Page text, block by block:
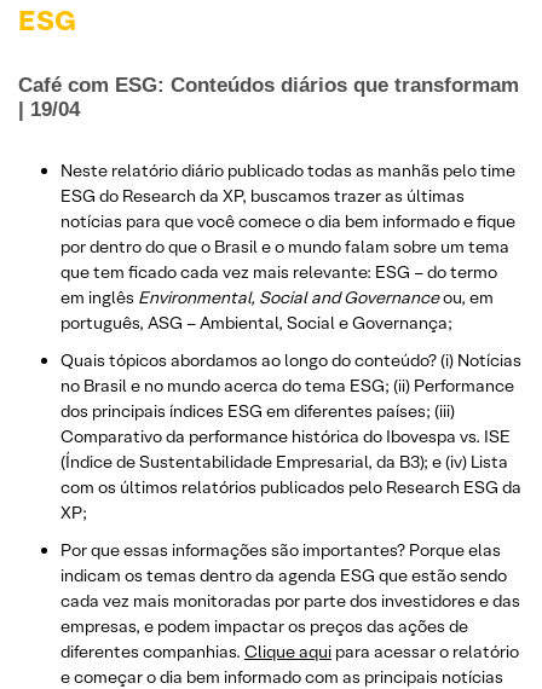
ESG
Café com ESG: Conteúdos diários que transformam
| 19/04
Neste relatório diário publicado todas as manhãs pelo time
ESG do Research da XP, buscamos trazer as últimas
notícias para que você comece o dia bem informado e fique
por dentro do que o Brasil e o mundo falam sobre um tema
que tem ficado cada vez mais relevante: ESG – do termo
em inglês Environmental, Social and Governanceou, em
português, ASG – Ambiental, Social e Governança;
Quais tópicos abordamos ao longo do conteúdo? (i) Notícias
no Brasil e no mundo acerca do tema ESG; (ii) Performance
dos principais índices ESG em diferentes países; (iii)
Comparativo da performance histórica do Ibovespa vs. ISE
(Índice de Sustentabilidade Empresarial, da B3); e (iv) Lista
com os últimos relatórios publicados pelo Research ESG da
XP;
Por que essas informações são importantes? Porque elas
indicam os temas dentro da agenda ESG que estão sendo
cada vez mais monitoradas por parte dos investidores e das
empresas, e podem impactar os preços das ações de
diferentes companhias. Clique aqui para acessar o relatório
e começar o dia bem informado com as principais notícias